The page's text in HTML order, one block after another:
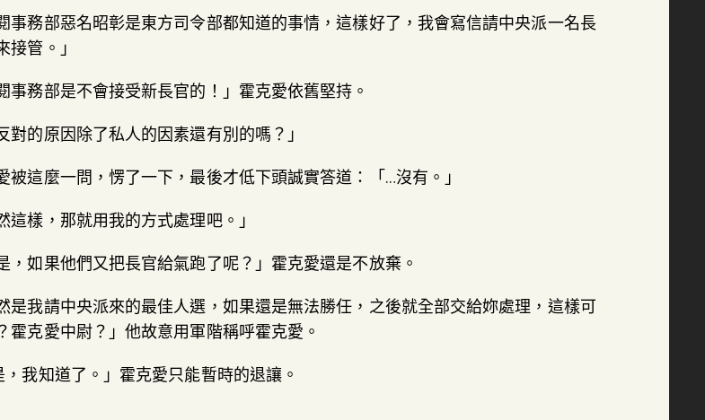
閱事務部惡名昭彰是東方司令部都知道的事情，這樣好了，我會寫信請中央派一名長
接管。」
事務部是不會接受新長官的！」霍克愛依舊堅持。
對的原因除了私人的因素還有別的嗎？」
被這麼一問，愣了一下，最後才低下頭誠實答道：「…沒有。」
這樣，那就用我的方式處理吧。」
，如果他們又把長官給氣跑了呢？」霍克愛還是不放棄。
然是我請中央派來的最佳人選，如果還是無法勝任，之後就全部交給妳處理，這樣可
霍克愛中尉？」他故意用軍階稱呼霍克愛。
，我知道了。」霍克愛只能暫時的退讓。